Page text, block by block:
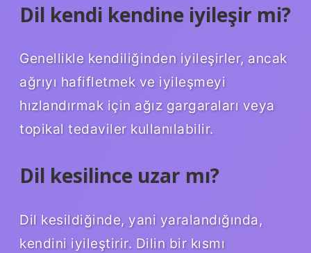
Dil kendi kendine iyileşir mi?
Genellikle kendiliğinden iyileşirler, ancak
ağrıyı hafifletmek ve iyileşmeyi
hızlandırmak için ağız gargaraları veya
topikal tedaviler kullanılabilir.
Dil kesilince uzar mı?
Dil kesildiğinde, yani yaralandığında,
kendini iyileştirir. Dilin bir kısmı